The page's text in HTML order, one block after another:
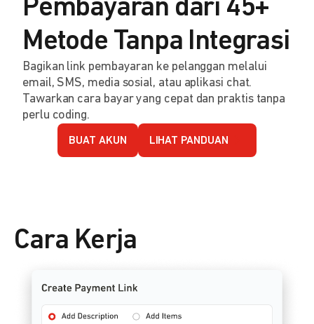
Pembayaran dari 45+
Metode Tanpa Integrasi
Bagikan link pembayaran ke pelanggan melalui
email, SMS, media sosial, atau aplikasi chat.
Tawarkan cara bayar yang cepat dan praktis tanpa
perlu coding.
BUAT AKUN LIHAT PANDUAN
Cara Kerja